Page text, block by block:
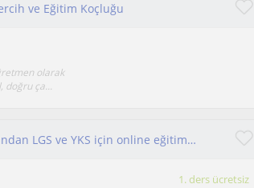
ve Eğitim Koçluğu
olarak
doğru ça...
Fakülte 1.si, uzman psikolojik danışmandan LGS ve YKS için online eğitim koçluğu
1. ders ücretsiz